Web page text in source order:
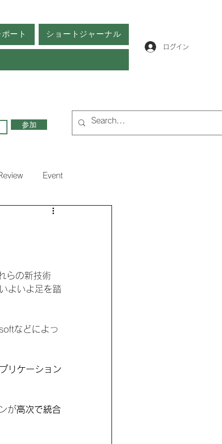
ート ショートジャーナル
ログイン
参加
Event
らの新技術
よいよ足を踏
などによっ
リケーション
が高次で統合